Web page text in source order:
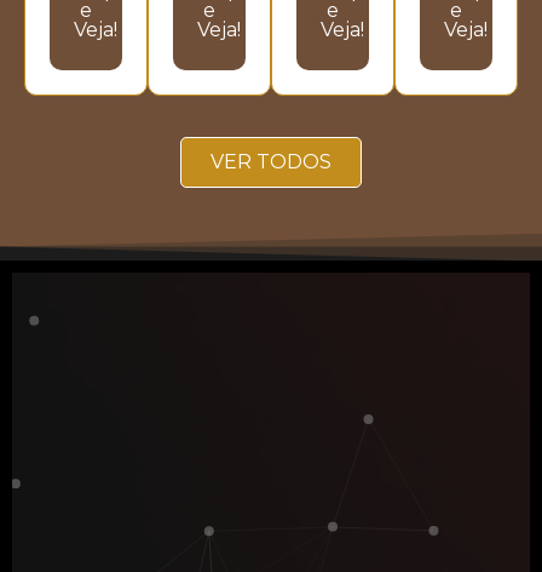
e
Veja!
e
Veja!
e
Veja!
e
Veja!
VER TODOS